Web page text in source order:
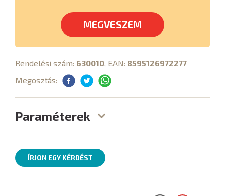
MEGVESZEM
Rendelési szám: 630010, EAN: 8595126972277
Megosztás:
Paraméterek
ÍRJON EGY KÉRDÉST